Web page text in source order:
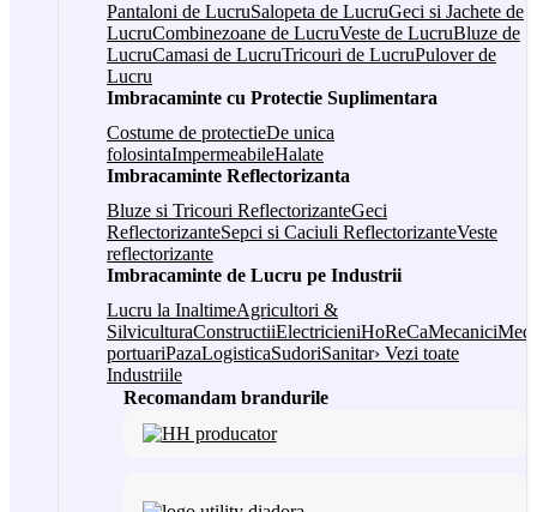
Pantaloni de LucruSalopeta de LucruGeci si Jachete de
LucruCombinezoane de LucruVeste de LucruBluze de
LucruCamasi de LucruTricouri de LucruPulover de
Lucru
Imbracaminte cu Protectie Suplimentara
Costume de protectieDe unica
folosintaImpermeabileHalate
Imbracaminte Reflectorizanta
Bluze si Tricouri ReflectorizanteGeci
ReflectorizanteSepci si Caciuli ReflectorizanteVeste
reflectorizante
Imbracaminte de Lucru pe Industrii
Lucru la InaltimeAgricultori &
SilviculturaConstructiiElectricieniHoReCaMecanici
portuariPazaLogisticaSudoriSanitar› Vezi toate
Industriile
Recomandam brandurile